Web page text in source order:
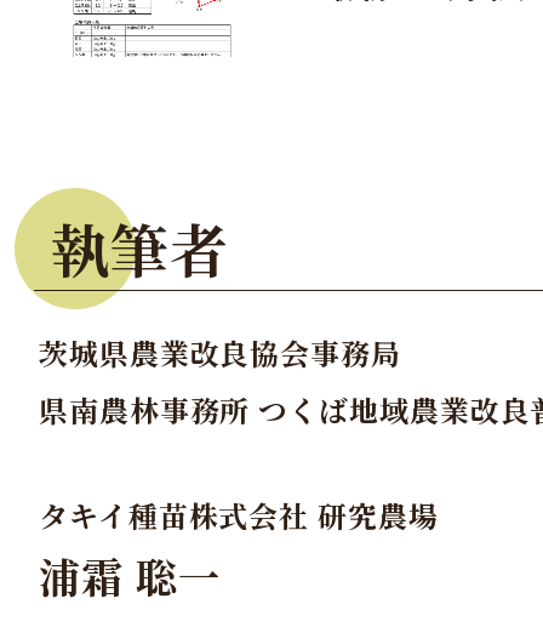
執筆者
茨城県農業改良協会事務局
県南農林事務所 つくば地域農業改良
タキイ種苗株式会社 研究農場
浦霜 聡一